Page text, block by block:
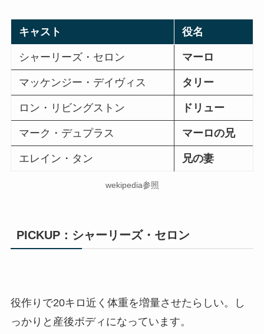
キャスト 役名
シャーリーズ・セロン マーロ
マッケンジー・デイヴィス タリー
ロン・リビングストン ドリュー
マーク・デュプラス マーロの兄
エレイン・タン 兄の妻
wekipedia参照
PICKUP：シャーリーズ・セロン
役作りで20キロ近く体重を増量させたらしい。し
っかりと産後ボディになっています。